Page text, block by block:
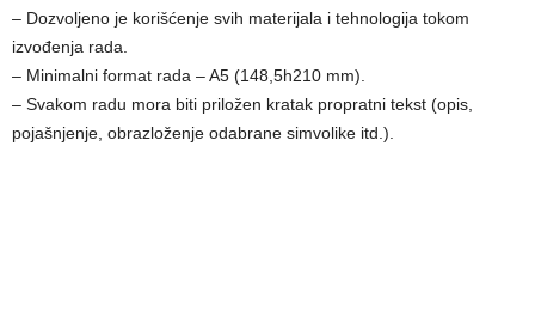
– Dozvolјeno je korišćenje svih materijala i tehnologija tokom
izvođenja rada.
– Minimalni format rada – A5 (148,5h210 mm).
– Svakom radu mora biti priložen kratak propratni tekst (opis,
pojašnjenje, obrazloženje odabrane simvolike itd.).